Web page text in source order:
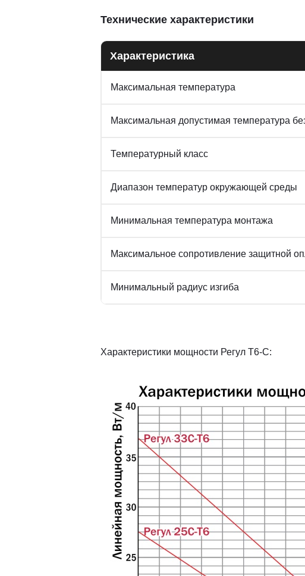
Технические характеристики
Характеристика
Максимальная температура
Максимальная допустимая температура
Температурный класс
Диапазон температур окружающей среды
Минимальная температура монтажа
Максимальное сопротивление защитной
Минимальный радиус изгиба
Характеристики мощности Регул Т6-С: